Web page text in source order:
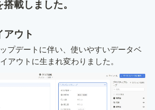
載しました。
ウト
プデートに伴い、使いやすいデータベ
アウトに生まれ変わりました。